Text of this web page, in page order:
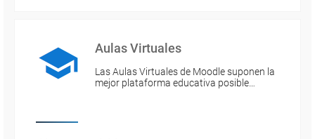
Aulas Virtuales
Las Aulas Virtuales de Moodle suponen la
mejor plataforma educativa posible…